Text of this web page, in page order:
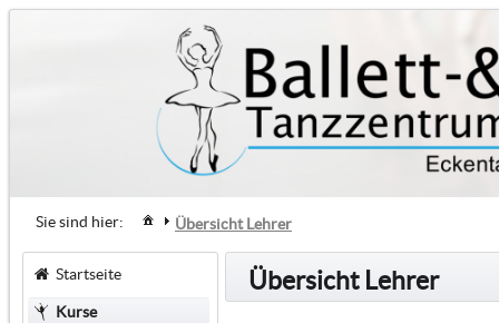
Sie sind hier: Übersicht Lehrer
Startseite
Kurse
Übersicht Lehrer